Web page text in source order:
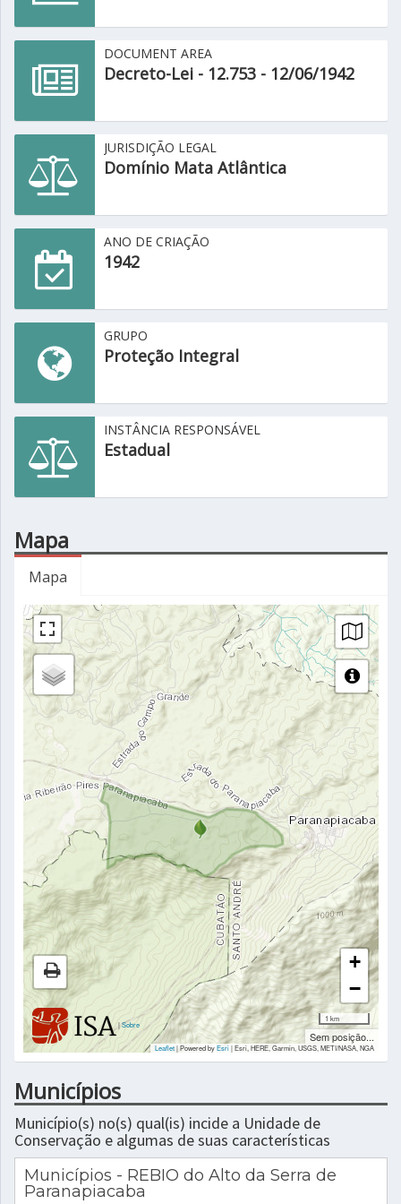
DOCUMENT AREA
Decreto-Lei - 12.753 - 12/06/1942
JURISDIÇÃO LEGAL
Domínio Mata Atlântica
ANO DE CRIAÇÃO
1942
GRUPO
Proteção Integral
INSTÂNCIA RESPONSÁVEL
Estadual
Mapa
Mapa
|Sobre
+
−
1 km
Sem posição...
Leaflet| Powered byEsri|Esri, HERE, Garmin, USGS, METI/NASA, NGA
Municípios
Município(s) no(s) qual(is) incide a Unidade de
Conservação e algumas de suas características
Municípios - REBIO do Alto da Serra de
Paranapiacaba